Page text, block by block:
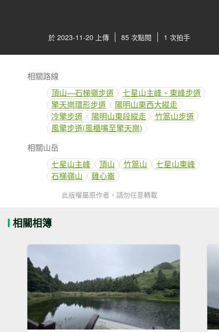
於 2023-11-20 上傳 85 次點閱 1 次拍手
相關路線
頂山—石梯嶺步道
七星山主峰、東峰步道
擎天崗環形步道
陽明山東西大縱走
冷擎步道
陽明山東段縱走
竹篙山步道
風擎步道(風櫃嘴至擎天崗)
相關山岳
七星山主峰
頂山 竹篙山
七星山東峰
石梯嶺山
雞心崙
此版權屬原作者，請勿任意轉載
相關相簿